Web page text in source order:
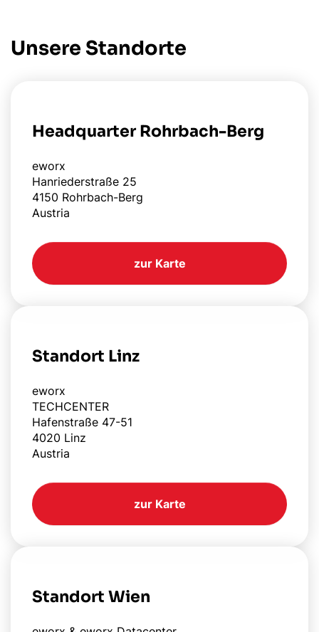
Unsere Standorte
Headquarter Rohrbach-Berg
eworx
Hanriederstraße 25
4150 Rohrbach-Berg
Austria
zur Karte
Standort Linz
eworx
TECHCENTER
Hafenstraße 47-51
4020 Linz
Austria
zur Karte
Standort Wien